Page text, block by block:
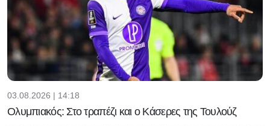
03.08.2026 | 14:18
Ολυμπιακός: Στο τραπέζι και ο Κάσερες της Τουλούζ